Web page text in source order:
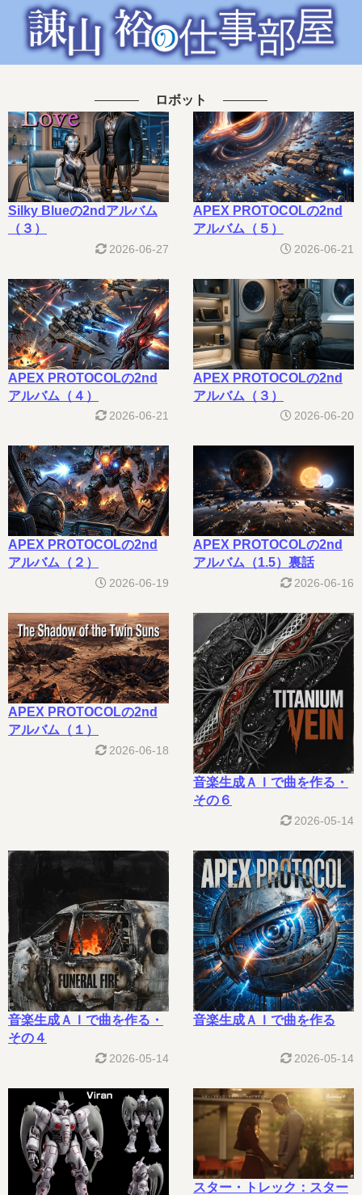
ロボット
Silky Blueの2ndアルバム
（３）
2026-06-27
APEX PROTOCOLの2nd
アルバム（５）
2026-06-21
APEX PROTOCOLの2nd
アルバム（４）
2026-06-21
APEX PROTOCOLの2nd
アルバム（３）
2026-06-20
APEX PROTOCOLの2nd
アルバム（２）
2026-06-19
APEX PROTOCOLの2nd
アルバム（1.5）裏話
2026-06-16
APEX PROTOCOLの2nd
アルバム（１）
2026-06-18
音楽生成ＡＩで曲を作る・
その６
2026-05-14
音楽生成ＡＩで曲を作る・
その４
2026-05-14
音楽生成ＡＩで曲を作る
2026-05-14
スター・トレック：スター